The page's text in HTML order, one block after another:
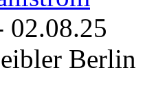
02.08.25
Berlin